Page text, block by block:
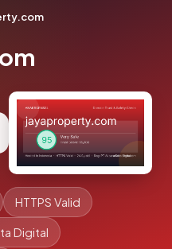
HTTPS Valid
Digital